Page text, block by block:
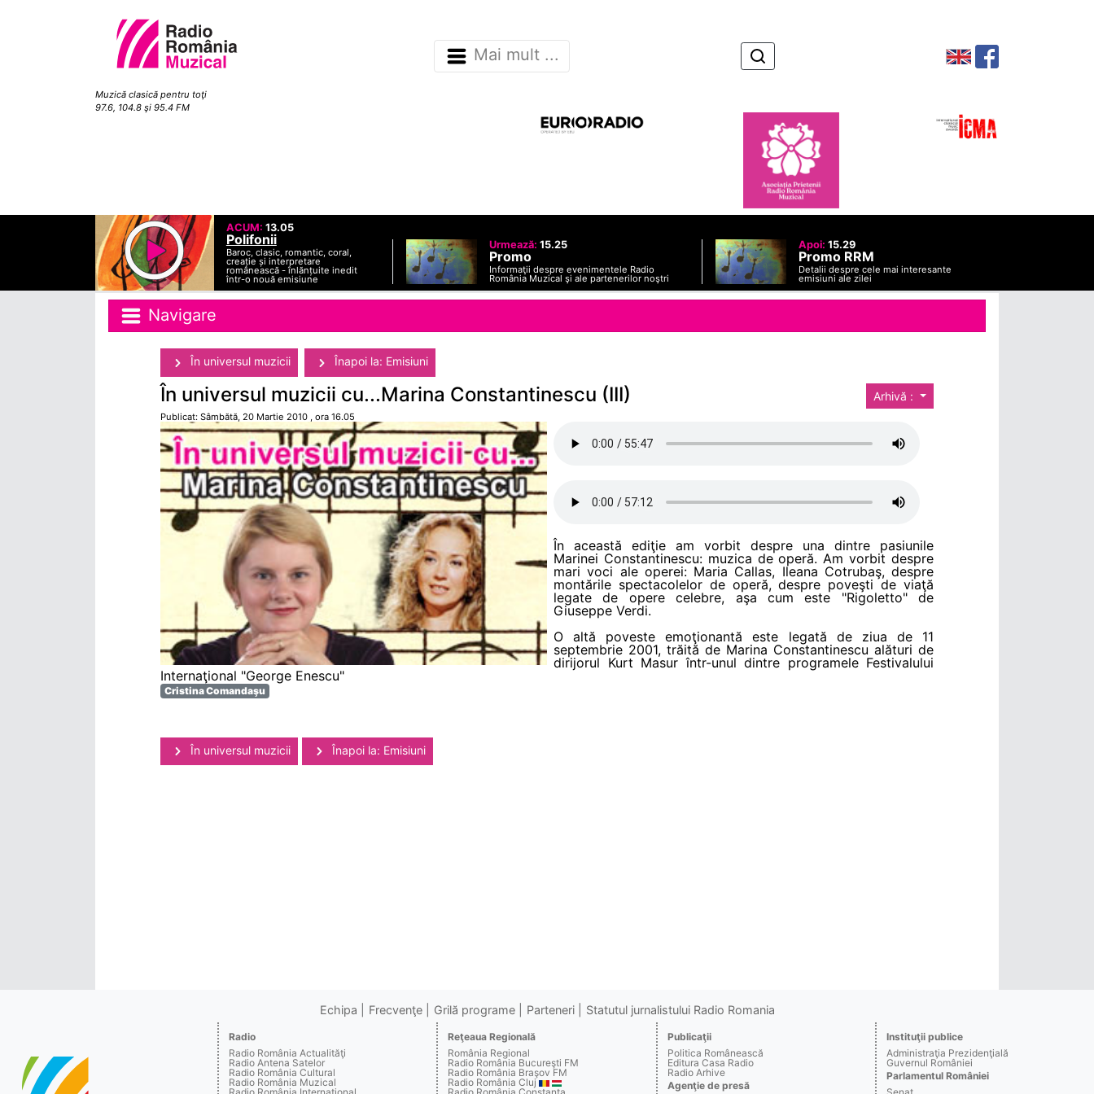
Muzică clasică pentru toţi
97.6, 104.8 şi 95.4 FM
Mai mult ...
ACUM: 13.05
Polifonii
Baroc, clasic, romantic, coral,
creație și interpretare
românească - înlănțuite inedit
într-o nouă emisiune
Urmează: 15.25
Promo
Informaţii despre evenimentele Radio
România Muzical şi ale partenerilor noştri
Apoi: 15.29
Promo RRM
Detalii despre cele mai interesante
emisiuni ale zilei
Navigare
În universul muzicii Înapoi la: Emisiuni
Arhivă :
În universul muzicii cu...Marina Constantinescu (III)
Publicat: Sâmbătă, 20 Martie 2010 , ora 16.05
În această ediţie am vorbit despre una dintre pasiunile
Marinei Constantinescu: muzica de operă. Am vorbit despre
mari voci ale operei: Maria Callas, Ileana Cotrubaş, despre
montările spectacolelor de operă, despre poveşti de viaţă
legate de opere celebre, aşa cum este "Rigoletto" de
Giuseppe Verdi.
O altă poveste emoţionantă este legată de ziua de 11
septembrie 2001, trăită de Marina Constantinescu alături de
dirijorul Kurt Masur într-unul dintre programele Festivalului
Internaţional "George Enescu"
Cristina Comandaşu
În universul muzicii Înapoi la: Emisiuni
Echipa Frecvenţe Grilă programe Parteneri Statutul jurnalistului Radio Romania
Radio
Radio România Actualităţi
Radio Antena Satelor
Radio România Cultural
Radio România Muzical
Reţeaua Regională
România Regional
Radio România Bucureşti FM
Radio România Braşov FM
Radio România Cluj
Publicaţii
Politica Românească
Editura Casa Radio
Radio Arhive
Agenţie de presă
Instituţii publice
Administraţia Prezidenţială
Guvernul României
Parlamentul României